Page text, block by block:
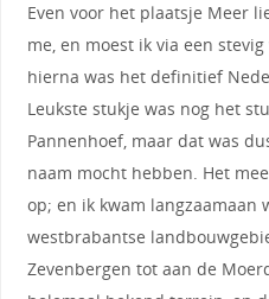
Even voor het plaatsje Meer
me, en moest ik via een
hierna was het definitief
Leukste stukje was nog het
Pannenhoef, maar dat was
naam mocht hebben. Het
op; en ik kwam langzaamaan
westbrabantse
Zevenbergen tot aan de